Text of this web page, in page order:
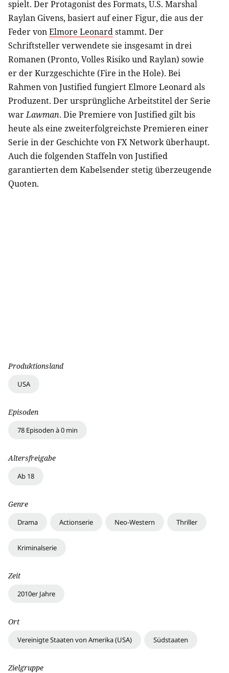
spielt. Der Protagonist des Formats, U.S. Marshal
Raylan Givens, basiert auf einer Figur, die aus der
Feder vonElmore Leonardstammt. Der
Schriftsteller verwendete sie insgesamt in drei
Romanen (Pronto, Volles Risiko und Raylan) sowie
er der Kurzgeschichte (Fire in the Hole). Bei
Rahmen von Justified fungiert Elmore Leonard als
Produzent. Der ursprüngliche Arbeitstitel der Serie
warLawman. Die Premiere von Justified gilt bis
heute als eine zweiterfolgreichste Premieren einer
Serie in der Geschichte von FX Network überhaupt.
Auch die folgenden Staffeln von Justified
garantierten dem Kabelsender stetig überzeugende
Quoten.
Produktionsland
USA
Episoden
78 Episoden à 0 min
Altersfreigabe
Ab 18
Genre
Drama Actionserie Neo-Western Thriller
Kriminalserie
Zeit
2010er Jahre
Ort
Vereinigte Staaten von Amerika (USA) Südstaaten
Zielgruppe